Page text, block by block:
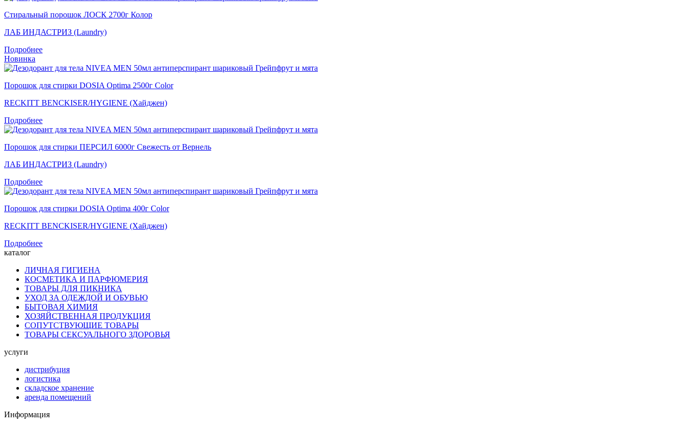
Стиральный порошок ЛОСК 2700г Колор
ЛАБ ИНДАСТРИЗ (Laundry)
Подробнее
Новинка
Порошок для стирки DOSIA Optima 2500г Color
RECKITT BENCKISER/HYGIENE (Хайджен)
Подробнее
Порошок для стирки ПЕРСИЛ 6000г Свежесть от Вернель
ЛАБ ИНДАСТРИЗ (Laundry)
Подробнее
Порошок для стирки DOSIA Optima 400г Color
RECKITT BENCKISER/HYGIENE (Хайджен)
Подробнее
каталог
ЛИЧНАЯ ГИГИЕНА
КОСМЕТИКА И ПАРФЮМЕРИЯ
ТОВАРЫ ДЛЯ ПИКНИКА
УХОД ЗА ОДЕЖДОЙ И ОБУВЬЮ
БЫТОВАЯ ХИМИЯ
ХОЗЯЙСТВЕННАЯ ПРОДУКЦИЯ
СОПУТСТВУЮЩИЕ ТОВАРЫ
ТОВАРЫ СЕКСУАЛЬНОГО ЗДОРОВЬЯ
услуги
дистрибуция
логистика
складское хранение
аренда помещений
Информация